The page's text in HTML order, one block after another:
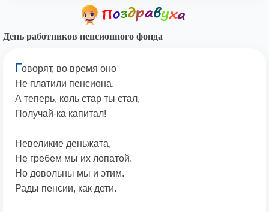
День работников пенсионного фонда
Говорят, во время оно
Не платили пенсиона.
А теперь, коль стар ты стал,
Получай-ка капитал!
Невеликие деньжата,
Не гребем мы их лопатой.
Но довольны мы и этим.
Рады пенсии, как дети.